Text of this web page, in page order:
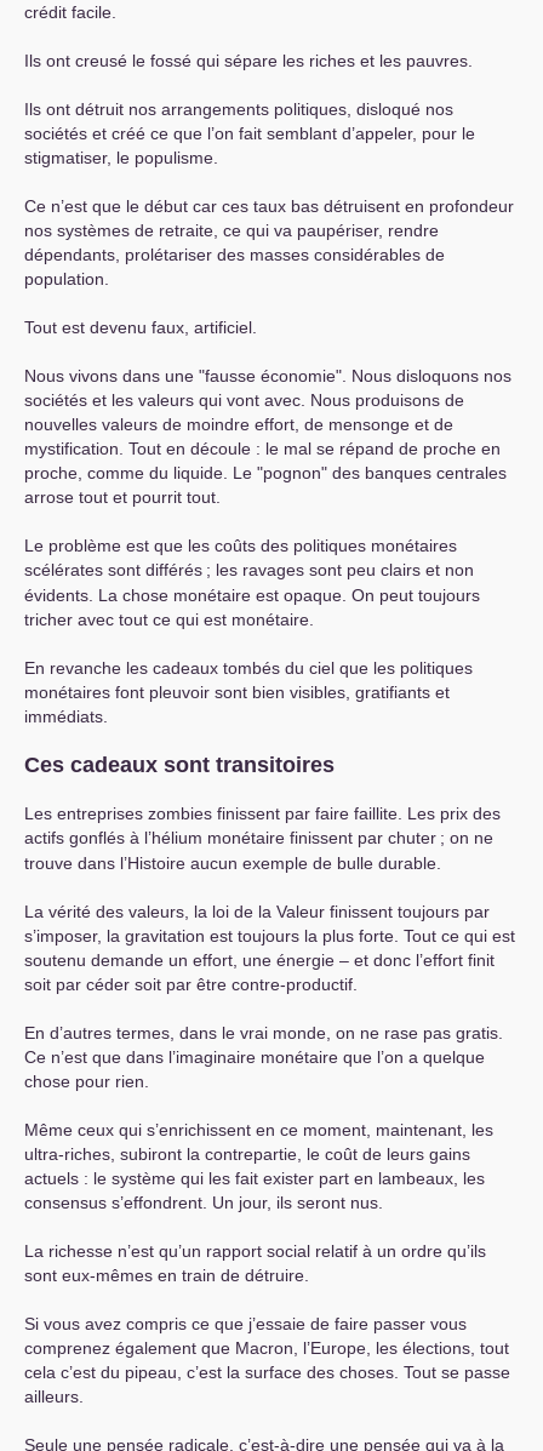
crédit facile.
Ils ont creusé le fossé qui sépare les riches et les pauvres.
Ils ont détruit nos arrangements politiques, disloqué nos
sociétés et créé ce que l’on fait semblant d’appeler, pour le
stigmatiser, le populisme.
Ce n’est que le début car ces taux bas détruisent en profondeur
nos systèmes de retraite, ce qui va paupériser, rendre
dépendants, prolétariser des masses considérables de
population.
Tout est devenu faux, artificiel.
Nous vivons dans une "fausse économie". Nous disloquons nos
sociétés et les valeurs qui vont avec. Nous produisons de
nouvelles valeurs de moindre effort, de mensonge et de
mystification. Tout en découle : le mal se répand de proche en
proche, comme du liquide. Le "pognon" des banques centrales
arrose tout et pourrit tout.
Le problème est que les coûts des politiques monétaires
scélérates sont différés ; les ravages sont peu clairs et non
évidents. La chose monétaire est opaque. On peut toujours
tricher avec tout ce qui est monétaire.
En revanche les cadeaux tombés du ciel que les politiques
monétaires font pleuvoir sont bien visibles, gratifiants et
immédiats.
Ces cadeaux sont transitoires
Les entreprises zombies finissent par faire faillite. Les prix des
actifs gonflés à l’hélium monétaire finissent par chuter ; on ne
trouve dans l’Histoire aucun exemple de bulle durable.
La vérité des valeurs, la loi de la Valeur finissent toujours par
s’imposer, la gravitation est toujours la plus forte. Tout ce qui est
soutenu demande un effort, une énergie – et donc l’effort finit
soit par céder soit par être contre-productif.
En d’autres termes, dans le vrai monde, on ne rase pas gratis.
Ce n’est que dans l’imaginaire monétaire que l’on a quelque
chose pour rien.
Même ceux qui s’enrichissent en ce moment, maintenant, les
ultra-riches, subiront la contrepartie, le coût de leurs gains
actuels : le système qui les fait exister part en lambeaux, les
consensus s’effondrent. Un jour, ils seront nus.
La richesse n’est qu’un rapport social relatif à un ordre qu’ils
sont eux-mêmes en train de détruire.
Si vous avez compris ce que j’essaie de faire passer vous
comprenez également que Macron, l’Europe, les élections, tout
cela c’est du pipeau, c’est la surface des choses. Tout se passe
ailleurs.
Seule une pensée radicale, c’est-à-dire une pensée qui va à la